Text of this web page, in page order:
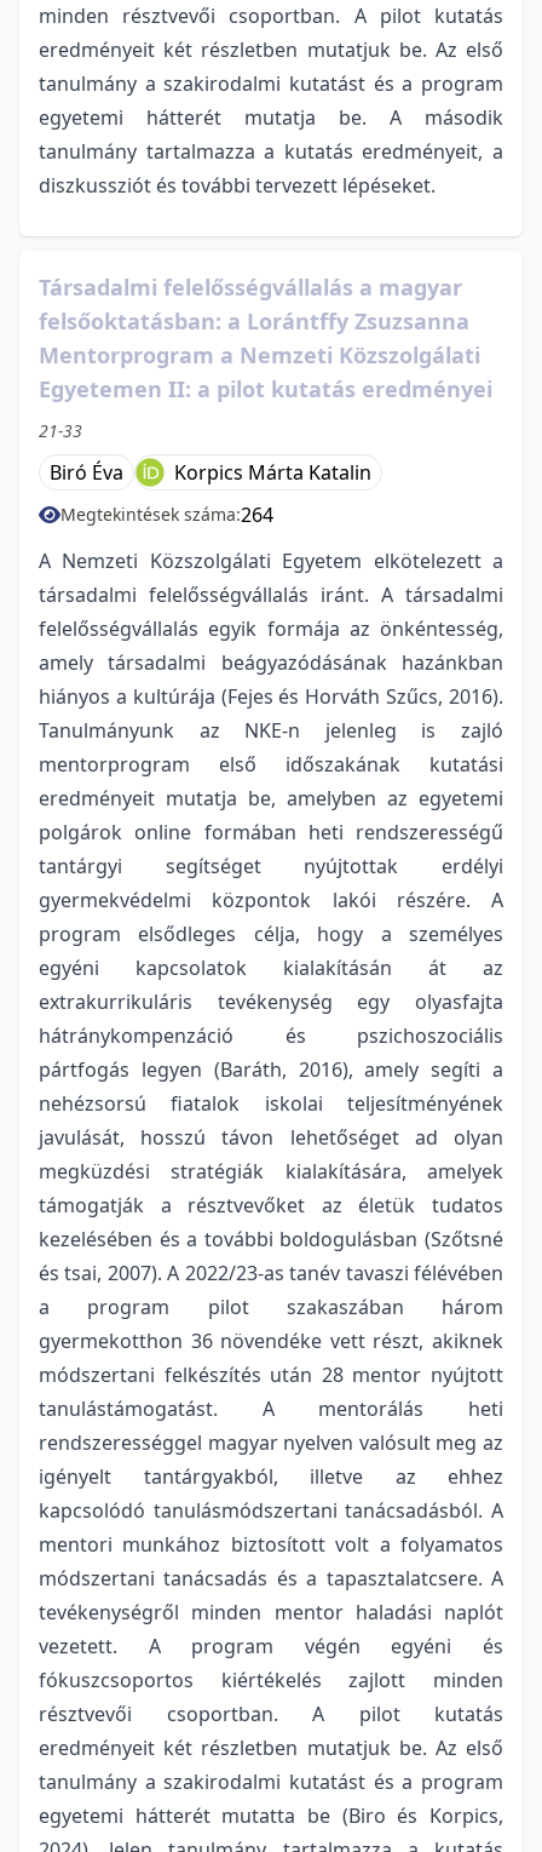
minden résztvevői csoportban. A pilot kutatás
eredményeit két részletben mutatjuk be. Az első
tanulmány a szakirodalmi kutatást és a program
egyetemi hátterét mutatja be. A második
tanulmány tartalmazza a kutatás eredményeit, a
diszkussziót és további tervezett lépéseket.
Társadalmi felelősségvállalás a magyar
felsőoktatásban: a Lorántffy Zsuzsanna
Mentorprogram a Nemzeti Közszolgálati
Egyetemen II: a pilot kutatás eredményei
21-33
Biró Éva Korpics Márta Katalin
Megtekintések száma:264
A Nemzeti Közszolgálati Egyetem elkötelezett a
társadalmi felelősségvállalás iránt. A társadalmi
felelősségvállalás egyik formája az önkéntesség,
amely társadalmi beágyazódásának hazánkban
hiányos a kultúrája (Fejes és Horváth Szűcs, 2016).
Tanulmányunk az NKE-n jelenleg is zajló
mentorprogram első időszakának kutatási
eredményeit mutatja be, amelyben az egyetemi
polgárok online formában heti rendszerességű
tantárgyi segítséget nyújtottak erdélyi
gyermekvédelmi központok lakói részére. A
program elsődleges célja, hogy a személyes
egyéni kapcsolatok kialakításán át az
extrakurrikuláris tevékenység egy olyasfajta
hátránykompenzáció és pszichoszociális
pártfogás legyen (Baráth, 2016), amely segíti a
nehézsorsú fiatalok iskolai teljesítményének
javulását, hosszú távon lehetőséget ad olyan
megküzdési stratégiák kialakítására, amelyek
támogatják a résztvevőket az életük tudatos
kezelésében és a további boldogulásban (Szőtsné
és tsai, 2007). A 2022/23-as tanév tavaszi félévében
a program pilot szakaszában három
gyermekotthon 36 növendéke vett részt, akiknek
módszertani felkészítés után 28 mentor nyújtott
tanulástámogatást. A mentorálás heti
rendszerességgel magyar nyelven valósult meg az
igényelt tantárgyakból, illetve az ehhez
kapcsolódó tanulásmódszertani tanácsadásból. A
mentori munkához biztosított volt a folyamatos
módszertani tanácsadás és a tapasztalatcsere. A
tevékenységről minden mentor haladási naplót
vezetett. A program végén egyéni és
fókuszcsoportos kiértékelés zajlott minden
résztvevői csoportban. A pilot kutatás
eredményeit két részletben mutatjuk be. Az első
tanulmány a szakirodalmi kutatást és a program
egyetemi hátterét mutatta be (Biro és Korpics,